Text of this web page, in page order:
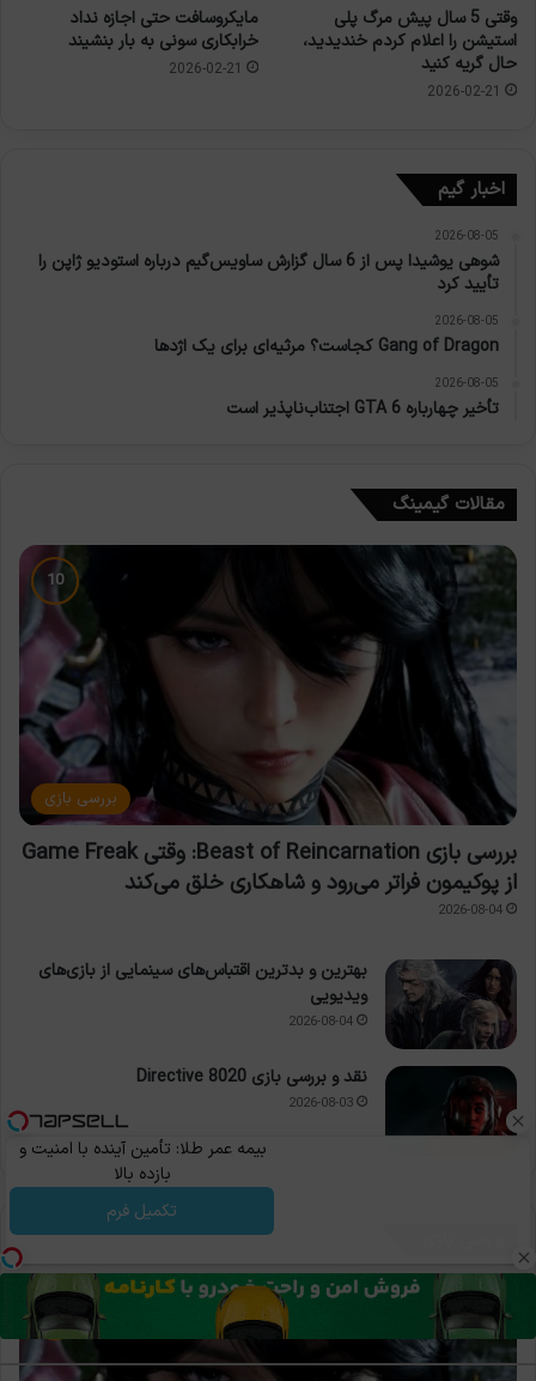
وقتی 5 سال پیش مرگ پلی
استیشن را اعلام کردم خندیدید،
حال گریه کنید
2026-02-21
مایکروسافت حتی اجازه نداد
خرابکاری سونی به بار بنشیند
2026-02-21
اخبار گیم
2026-08-05
شوهی یوشیدا پس از 6 سال گزارش ساویس‌گیم درباره استودیو ژاپن را
تأیید کرد
2026-08-05
Gang of Dragon کجاست؟ مرثیه‌ای برای یک اژدها
2026-08-05
تأخیر چهارباره GTA 6 اجتناب‌ناپذیر است
مقالات گیمینگ
بررسی بازی
بررسی بازی Beast of Reincarnation: وقتی Game Freak
از پوکیمون فراتر می‌رود و شاهکاری خلق می‌کند
2026-08-04
بهترین و بدترین اقتباس‌های سینمایی از بازی‌های
ویدیویی
2026-08-04
نقد و بررسی بازی Directive 8020
2026-08-03
بیمه عمر طلا: تأمین آینده با امنیت و
بازده بالا
تکمیل فرم